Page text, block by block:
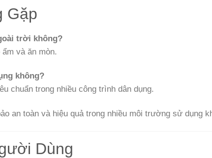
Gặp
trời không?
và ăn mòn.
không?
chuẩn trong nhiều công trình dân dụng.
an toàn và hiệu quả trong nhiều môi trường sử dụng
Dùng